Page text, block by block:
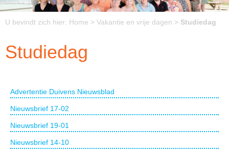
U bevindt zich hier: Home > Vakantie en vrije dagen > Studiedag
Studiedag
Advertentie Duivens Nieuwsblad
Nieuwsbrief 17-02
Nieuwsbrief 19-01
Nieuwsbrief 14-10